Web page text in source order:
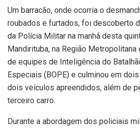
Um barracão, onde ocorria o
roubados e furtados, foi descoberto
da Polícia Militar na manhã desta
Mandirituba, na Região
de equipes de Inteligência do
Especiais (BOPE) e culminou em
dois veículos apreendidos, além de
terceiro carro.
Durante a abordagem dos policiais